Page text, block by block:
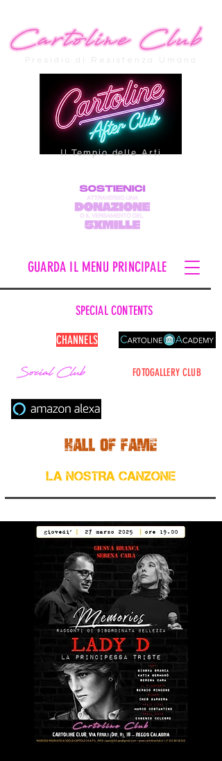
Presidio di Resistenza Umana
Il Tempio delle Arti
FOTOGALLERY CLUB
CHANNELS
GUARDA IL MENU PRINCIPALE
SPECIAL CONTENTS